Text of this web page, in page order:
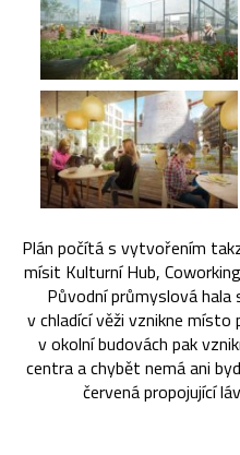
Plán počítá s vytvořením
mísit Kulturní Hub,
Původní průmyslová
v chladící věži vznikne
v okolní budovách pak
centra a chybět nemá ani
červená propojující